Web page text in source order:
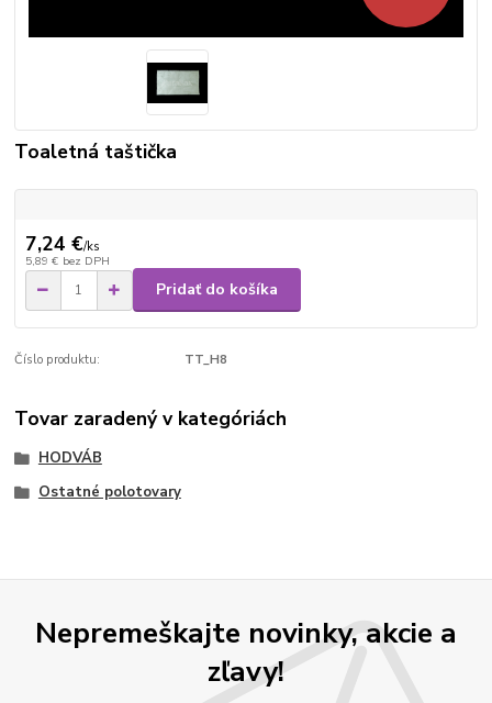
Toaletná taštička
7,24 €/ks
5,89 € bez DPH
Pridať do košíka
Číslo produktu: TT_H8
Tovar zaradený v kategóriách
HODVÁB
Ostatné polotovary
Nepremeškajte novinky, akcie a
zľavy!